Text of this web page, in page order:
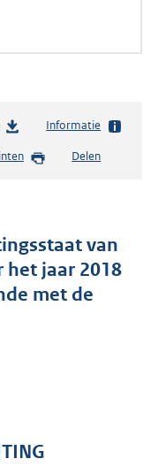
Informatie
Delen
van
jaar 2018
met de